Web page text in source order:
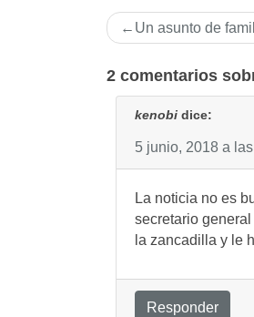
Navegación
de
entradas
Un asunto de
2 comentarios
kenobi dice:
5 junio, 2018 a
La noticia no es
secretario
la zancadilla y le
Responder